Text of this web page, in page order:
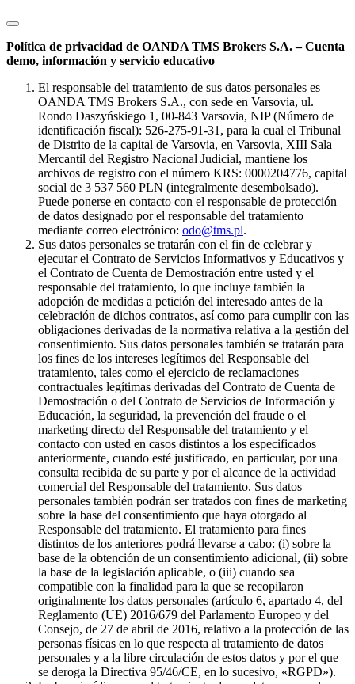
Política de privacidad de OANDA TMS Brokers S.A. – Cuenta
demo, información y servicio educativo
El responsable del tratamiento de sus datos personales es
OANDA TMS Brokers S.A., con sede en Varsovia, ul.
Rondo Daszyńskiego 1, 00-843 Varsovia, NIP (Número de
identificación fiscal): 526-275-91-31, para la cual el Tribunal
de Distrito de la capital de Varsovia, en Varsovia, XIII Sala
Mercantil del Registro Nacional Judicial, mantiene los
archivos de registro con el número KRS: 0000204776, capital
social de 3 537 560 PLN (integralmente desembolsado).
Puede ponerse en contacto con el responsable de protección
de datos designado por el responsable del tratamiento
mediante correo electrónico: odo@tms.pl.
Sus datos personales se tratarán con el fin de celebrar y
ejecutar el Contrato de Servicios Informativos y Educativos y
el Contrato de Cuenta de Demostración entre usted y el
responsable del tratamiento, lo que incluye también la
adopción de medidas a petición del interesado antes de la
celebración de dichos contratos, así como para cumplir con las
obligaciones derivadas de la normativa relativa a la gestión del
consentimiento. Sus datos personales también se tratarán para
los fines de los intereses legítimos del Responsable del
tratamiento, tales como el ejercicio de reclamaciones
contractuales legítimas derivadas del Contrato de Cuenta de
Demostración o del Contrato de Servicios de Información y
Educación, la seguridad, la prevención del fraude o el
marketing directo del Responsable del tratamiento y el
contacto con usted en casos distintos a los especificados
anteriormente, cuando esté justificado, en particular, por una
consulta recibida de su parte y por el alcance de la actividad
comercial del Responsable del tratamiento. Sus datos
personales también podrán ser tratados con fines de marketing
sobre la base del consentimiento que haya otorgado al
Responsable del tratamiento. El tratamiento para fines
distintos de los anteriores podrá llevarse a cabo: (i) sobre la
base de la obtención de un consentimiento adicional, (ii) sobre
la base de la legislación aplicable, o (iii) cuando sea
compatible con la finalidad para la que se recopilaron
originalmente los datos personales (artículo 6, apartado 4, del
Reglamento (UE) 2016/679 del Parlamento Europeo y del
Consejo, de 27 de abril de 2016, relativo a la protección de las
personas físicas en lo que respecta al tratamiento de datos
personales y a la libre circulación de estos datos y por el que
se deroga la Directiva 95/46/CE, en lo sucesivo, «RGPD»).